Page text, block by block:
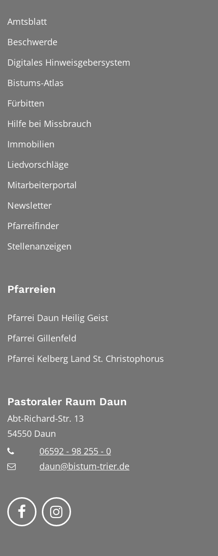
Amtsblatt
Beschwerde
Digitales Hinweisgebersystem
Bistums-Atlas
Fürbitten
Hilfe bei Missbrauch
Immobilien
Liedvorschläge
Mitarbeiterportal
Newsletter
Pfarreifinder
Stellenanzeigen
Pfarreien
Pfarrei Daun Heilig Geist
Pfarrei Gillenfeld
Pfarrei Kelberg Land St. Christophorus
Pastoraler Raum Daun
Abt-Richard-Str. 13
54550 Daun
06592 - 98 255 - 0
daun@bistum-trier.de